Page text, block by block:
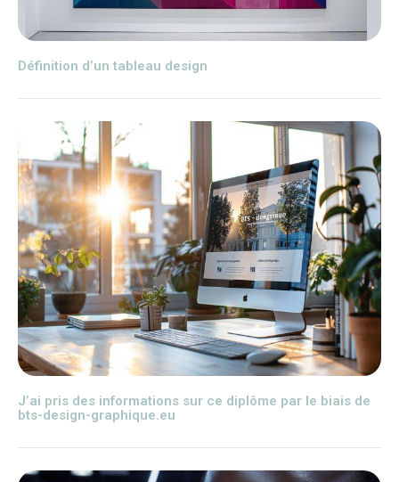
Définition d’un tableau design
J’ai pris des informations sur ce diplôme par le biais de
bts-design-graphique.eu